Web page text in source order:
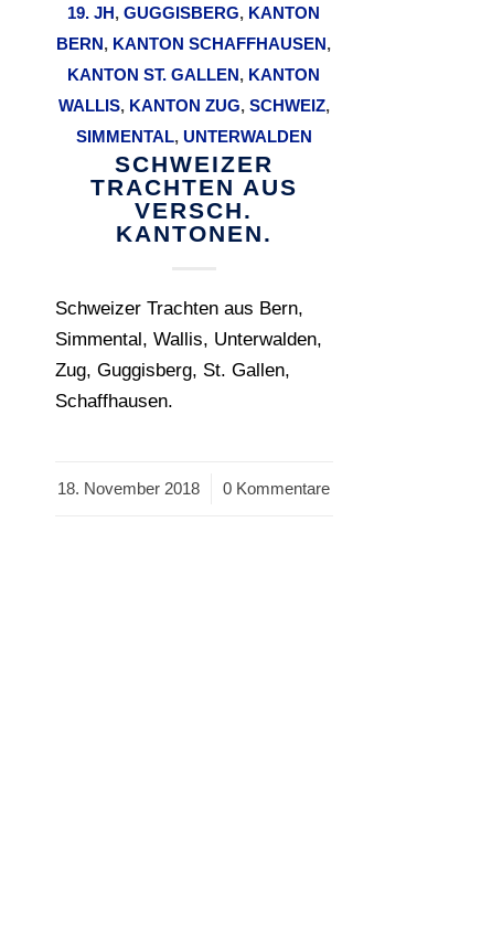
19. JH,GUGGISBERG, KANTON
BERN, KANTON SCHAFFHAUSEN,
KANTON ST. GALLEN, KANTON
WALLIS, KANTON‎ ‎ZUG‎, SCHWEIZ,
SIMMENTAL, UNTERWALDEN
SCHWEIZER
TRACHTEN AUS
VERSCH.
KANTONEN.
Schweizer Trachten aus Bern,
Simmental, Wallis, Unterwalden,
Zug, Guggisberg, St. Gallen,
Schaffhausen.
18. November 2018
/ 0 Kommentare